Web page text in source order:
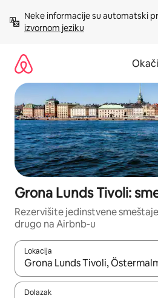
sadržaj
Neke informacije su automatski
izvornom jeziku
Grona Lunds Tivoli:
Rezervišite jedinstvene
drugo na Airbnb-u
Lokacija
Kad su rezultati dostupni,
Dolazak